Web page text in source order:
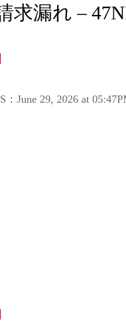
求漏れ –
June 29, 2026 at